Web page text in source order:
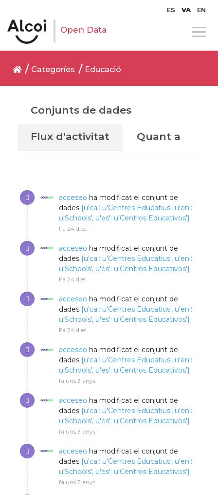
ES VA EN
Open Data
Categoríes Educació
Conjunts de dades
Flux d'activitat Quant a
acceseo ha modificat el conjunt de
dades{u'ca': u'Centres Educatius', u'en':
u'Schools', u'es': u'Centros Educativos'}
Fa 24 dies
acceseo ha modificat el conjunt de
dades{u'ca': u'Centres Educatius', u'en':
u'Schools', u'es': u'Centros Educativos'}
Fa 24 dies
acceseo ha modificat el conjunt de
dades{u'ca': u'Centres Educatius', u'en':
u'Schools', u'es': u'Centros Educativos'}
Fa 24 dies
acceseo ha modificat el conjunt de
dades{u'ca': u'Centres Educatius', u'en':
u'Schools', u'es': u'Centros Educativos'}
fa uns 3 anys
acceseo ha modificat el conjunt de
dades{u'ca': u'Centres Educatius', u'en':
u'Schools', u'es': u'Centros Educativos'}
fa uns 3 anys
acceseo ha modificat el conjunt de
dades{u'ca': u'Centres Educatius', u'en':
u'Schools', u'es': u'Centros Educativos'}
fa uns 3 anys